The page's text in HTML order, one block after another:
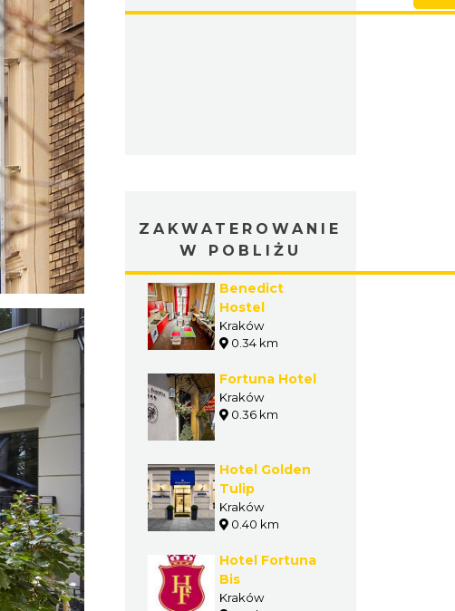
ZAKWATEROWANIE
W POBLIŻU
Benedict
Hostel
Kraków
0.34 km
Fortuna Hotel
Kraków
0.36 km
Hotel Golden
Tulip
Kraków
0.40 km
Hotel Fortuna
Bis
Kraków